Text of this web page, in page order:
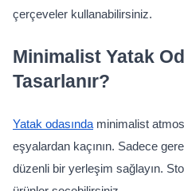
çerçeveler kullanabilirsiniz.
Minimalist Yatak
Tasarlanır?
Yatak odasında minimalist
eşyalardan kaçının. Sadece
düzenli bir yerleşim sağlayın.